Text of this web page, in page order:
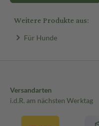
Weitere Produkte aus:
Für Hunde
Versandarten
i.d.R. am nächsten Werktag